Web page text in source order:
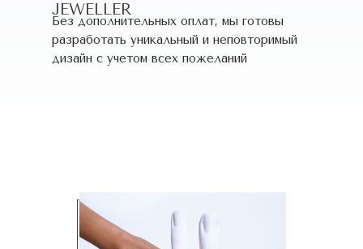
JEWELLER
Без дополнительных оплат, мы готовы
разработать уникальный и неповторимый
дизайн c учетом всех пожеланий